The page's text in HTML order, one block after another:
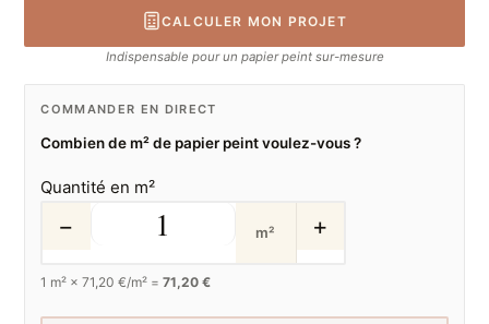
CALCULER MON PROJET
Indispensable pour un papier peint sur-mesure
COMMANDER EN DIRECT
Combien de m² de papier peint voulez-vous ?
Quantité en m²
− m² +
1 m² ×71,20 €/m² =71,20 €